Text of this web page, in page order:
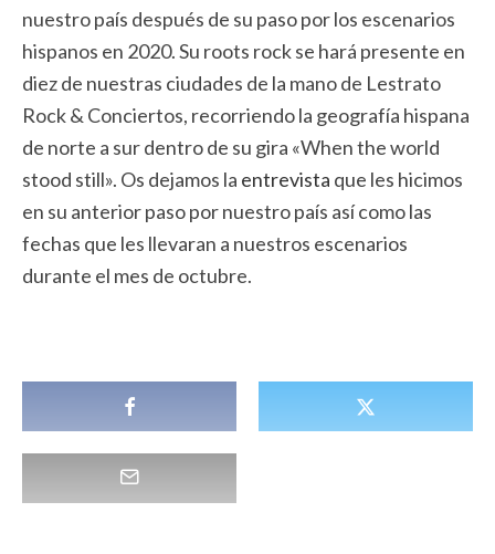
nuestro país después de su paso por los escenarios
hispanos en 2020. Su roots rock se hará presente en
diez de nuestras ciudades de la mano de Lestrato
Rock & Conciertos, recorriendo la geografía hispana
de norte a sur dentro de su gira «When the world
stood still». Os dejamos la entrevista que les hicimos
en su anterior paso por nuestro país así como las
fechas que les llevaran a nuestros escenarios
durante el mes de octubre.